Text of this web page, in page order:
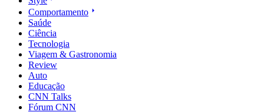
Comportamento
Saúde
Ciência
Tecnologia
Viagem & Gastronomia
Review
Auto
Educação
CNN Talks
Fórum CNN